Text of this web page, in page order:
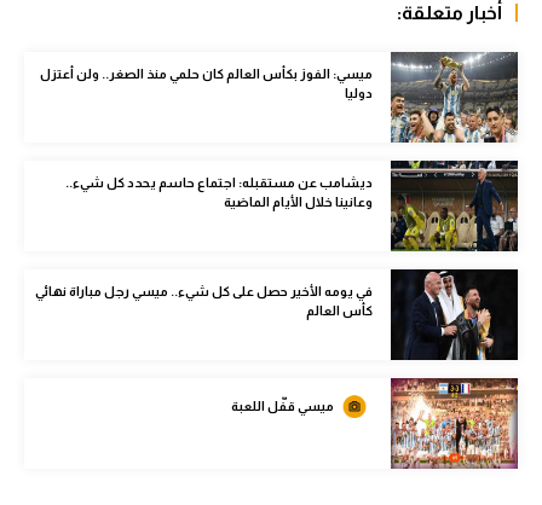
كرة يد
كرة طائرة
الوطن العربي
في المونديال
رياضة نسائية
أمريكا
ركن الألعاب
أقسام خاصة
Gamers
أخبار متعلقة:
ميسي: الفوز بكأس العالم كان حلمي منذ الصغر.. ولن أعتزل
دوليا
ديشامب عن مستقبله: اجتماع حاسم يحدد كل شيء..
وعانينا خلال الأيام الماضية
في يومه الأخير حصل على كل شيء.. ميسي رجل مباراة نهائي
كأس العالم
ميسي قفّل اللعبة